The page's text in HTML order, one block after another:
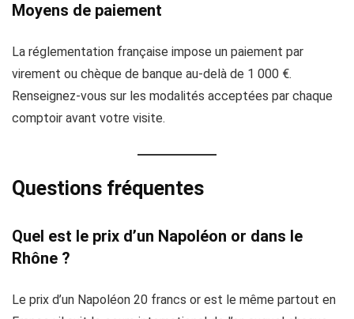
Moyens de paiement
La réglementation française impose un paiement par
virement ou chèque de banque au-delà de 1 000 €.
Renseignez-vous sur les modalités acceptées par chaque
comptoir avant votre visite.
Questions fréquentes
Quel est le prix d’un Napoléon or dans le
Rhône ?
Le prix d’un Napoléon 20 francs or est le même partout en